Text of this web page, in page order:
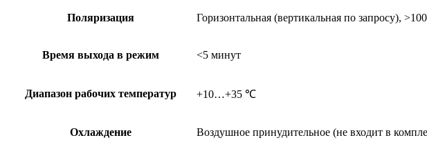
Поляризация Горизонтальная (вертикальная по запросу),
Время выхода в режим <5 минут
Диапазон рабочих температур +10…+35 ℃
Охлаждение Воздушное принудительное (не входит в